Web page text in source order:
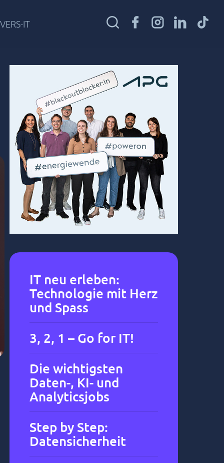
IT
IT neu erleben:
Technologie mit Herz
und Spass
3, 2, 1 – Go for IT!
Die wichtigsten
Daten-, KI- und
Analyticsjobs
Step by Step:
Datensicherheit